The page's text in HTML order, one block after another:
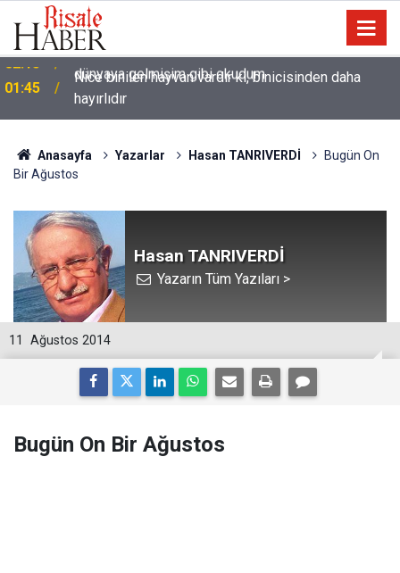
01:45
Nice binilen hayvan vardır ki, binicisinden daha
hayırlıdır
Anasayfa Yazarlar Hasan TANRIVERDİ
Bugün On
Bir Ağustos
Hasan TANRIVERDİ
Yazarın Tüm Yazıları >
11 Ağustos 2014
Bugün On Bir Ağustos